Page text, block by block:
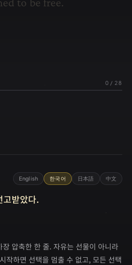
0 / 28
English 한국어 日本語 中文
고받았다.
압축한 한 줄. 자유는 선물이 아니라
작하면 선택을 멈출 수 없고, 모든 선택